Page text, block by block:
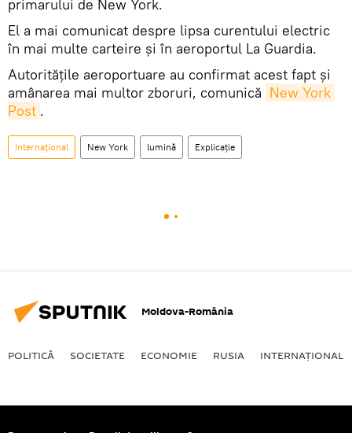
primarului de New York.
El a mai comunicat despre lipsa curentului electric
în mai multe carteire și în aeroportul La Guardia.
Autoritățile aeroportuare au confirmat acest fapt și
amânarea mai multor zboruri, comunică New York
Post .
Internaţional New York lumină Explicație
Moldova-România
POLITICĂ SOCIETATE ECONOMIE RUSIA INTERNAŢIONAL